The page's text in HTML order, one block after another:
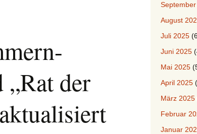
der
August
Juli 2025
Juni 2025
Mai 2025
April 2025
März 2025
Februar
Januar